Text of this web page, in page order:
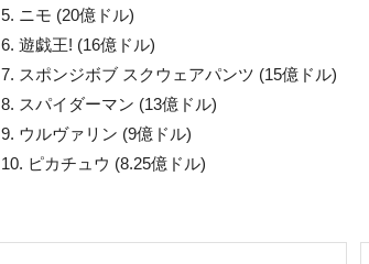
5. ニモ (20億ドル)
6. 遊戯王! (16億ドル)
7. スポンジボブ スクウェアパンツ (15億ドル)
8. スパイダーマン (13億ドル)
9. ウルヴァリン (9億ドル)
10. ピカチュウ (8.25億ドル)